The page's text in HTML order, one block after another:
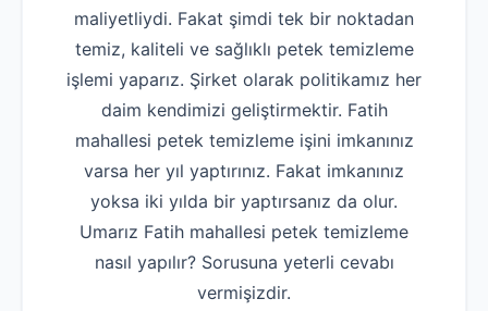
maliyetliydi. Fakat şimdi tek bir noktadan
temiz, kaliteli ve sağlıklı petek temizleme
işlemi yaparız. Şirket olarak politikamız her
daim kendimizi geliştirmektir. Fatih
mahallesi petek temizleme işini imkanınız
varsa her yıl yaptırınız. Fakat imkanınız
yoksa iki yılda bir yaptırsanız da olur.
Umarız Fatih mahallesi petek temizleme
nasıl yapılır? Sorusuna yeterli cevabı
vermişizdir.